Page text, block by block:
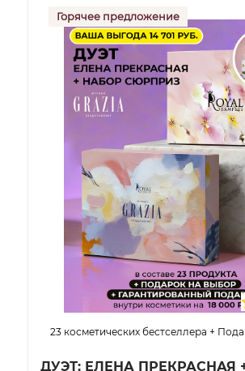
23 косметических бестселлера +
ДУЭТ: ЕЛЕНА ПРЕКРАСНАЯ
Горячее предложение